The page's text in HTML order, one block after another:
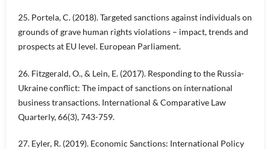
25. Portela, C. (2018). Targeted sanctions against individuals on
grounds of grave human rights violations – impact, trends and
prospects at EU level. European Parliament.
26. Fitzgerald, O., & Lein, E. (2017). Responding to the Russia-
Ukraine conflict: The impact of sanctions on international
business transactions. International & Comparative Law
Quarterly, 66(3), 743-759.
27. Eyler, R. (2019). Economic Sanctions: International Policy